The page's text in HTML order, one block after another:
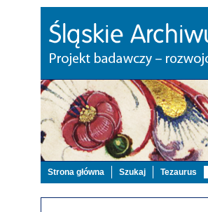
Strona główna Szukaj Tezaurus